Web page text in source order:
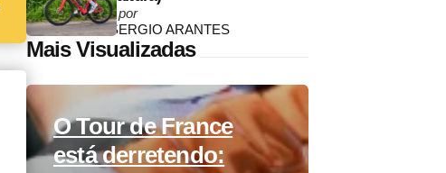
Posted
by
por
SERGIO ARANTES
Mais Visualizadas
O Tour de France
está derretendo: